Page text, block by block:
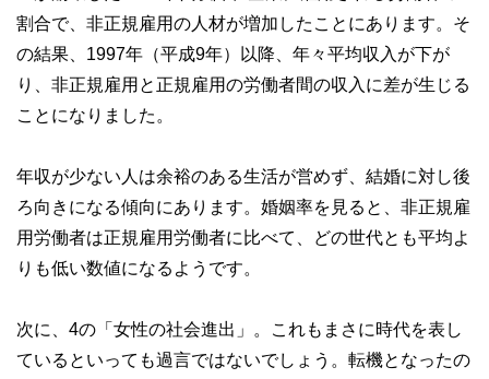
割合で、非正規雇用の人材が増加したことにあります。そ
の結果、1997年（平成9年）以降、年々平均収入が下が
り、非正規雇用と正規雇用の労働者間の収入に差が生じる
ことになりました。
年収が少ない人は余裕のある生活が営めず、結婚に対し後
ろ向きになる傾向にあります。婚姻率を見ると、非正規雇
用労働者は正規雇用労働者に比べて、どの世代とも平均よ
りも低い数値になるようです。
次に、4の「女性の社会進出」。これもまさに時代を表し
ているといっても過言ではないでしょう。転機となったの